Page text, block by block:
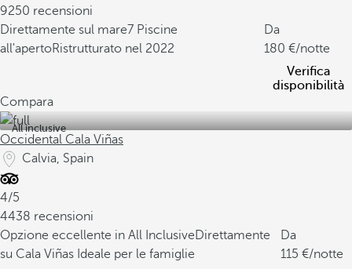
9250 recensioni
Direttamente sul mare7 Piscine
all'apertoRistrutturato nel 2022
Da
180
/notte
Verifica
disponibilità
Compara
All inclusive
Occidental Cala Viñas
Calvia, Spain
4/5
4438 recensioni
Opzione eccellente in All InclusiveDirettamente
su Cala Viñas Ideale per le famiglie
Da
115
/notte